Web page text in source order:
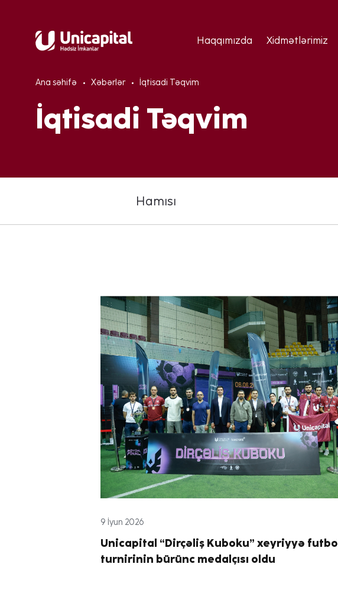
Haqqımızda Xidmətlərimiz
Ana səhifə Xəbərlər İqtisadi Təqvim
İqtisadi Təqvim
Hamısı
9 İyun 2026
Unicapital “Dirçəliş Kuboku” xeyriyyə futbol
turnirinin bürünc medalçısı oldu